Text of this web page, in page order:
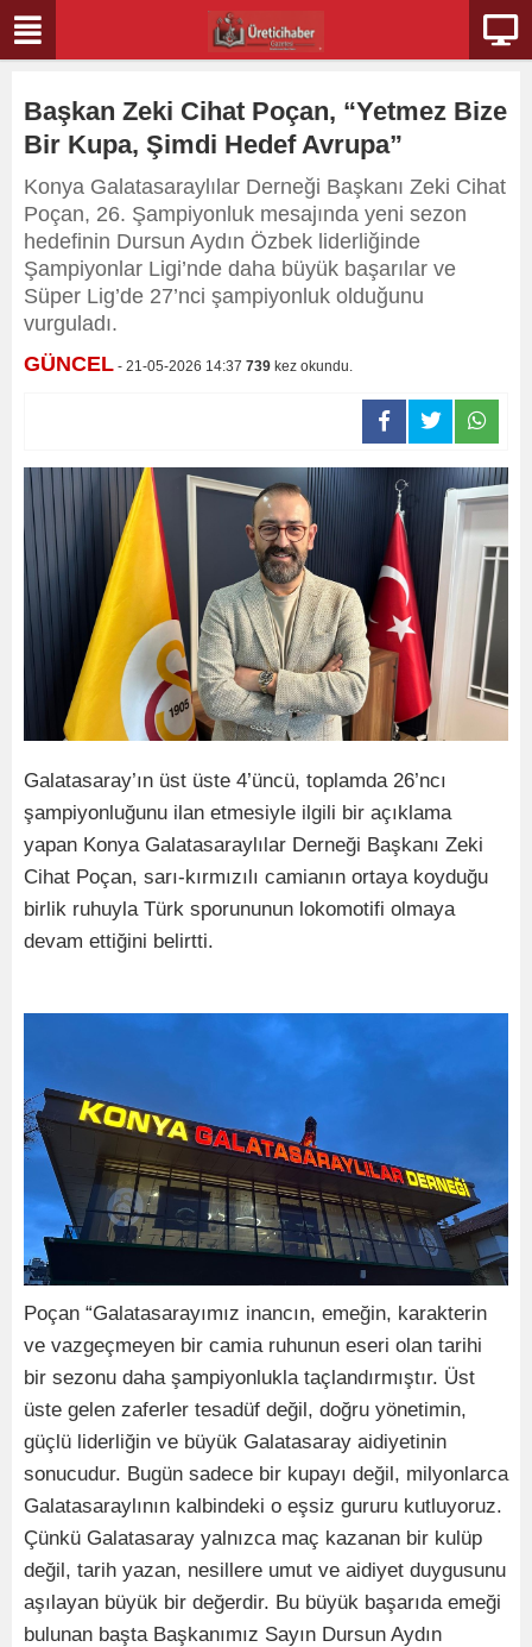
Başkan Zeki Cihat Poçan, “Yetmez Bize
Bir Kupa, Şimdi Hedef Avrupa”
Konya Galatasaraylılar Derneği Başkanı Zeki Cihat
Poçan, 26. Şampiyonluk mesajında yeni sezon
hedefinin Dursun Aydın Özbek liderliğinde
Şampiyonlar Ligi’nde daha büyük başarılar ve
Süper Lig’de 27’nci şampiyonluk olduğunu
vurguladı.
GÜNCEL - 21-05-2026 14:37 739 kez okundu.
Galatasaray’ın üst üste 4’üncü, toplamda 26’ncı
şampiyonluğunu ilan etmesiyle ilgili bir açıklama
yapan Konya Galatasaraylılar Derneği Başkanı Zeki
Cihat Poçan, sarı-kırmızılı camianın ortaya koyduğu
birlik ruhuyla Türk sporununun lokomotifi olmaya
devam ettiğini belirtti.
Poçan “Galatasarayımız inancın, emeğin, karakterin
ve vazgeçmeyen bir camia ruhunun eseri olan tarihi
bir sezonu daha şampiyonlukla taçlandırmıştır. Üst
üste gelen zaferler tesadüf değil, doğru yönetimin,
güçlü liderliğin ve büyük Galatasaray aidiyetinin
sonucudur. Bugün sadece bir kupayı değil, milyonlarca
Galatasaraylının kalbindeki o eşsiz gururu kutluyoruz.
Çünkü Galatasaray yalnızca maç kazanan bir kulüp
değil, tarih yazan, nesillere umut ve aidiyet duygusunu
aşılayan büyük bir değerdir. Bu büyük başarıda emeği
bulunan başta Başkanımız Sayın Dursun Aydın